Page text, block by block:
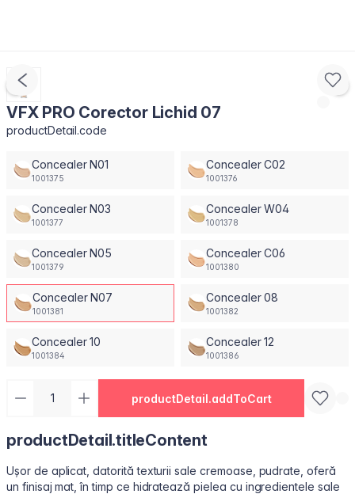
VFX PRO Corector Lichid 07
productDetail.code
Concealer N01
1001375
Concealer C02
1001376
Concealer N03
1001377
Concealer W04
1001378
Concealer N05
1001379
Concealer C06
1001380
Concealer N07
1001381
Concealer 08
1001382
Concealer 10
1001384
Concealer 12
1001386
productDetail.addToCart
productDetail.titleContent
Ușor de aplicat, datorită texturii sale cremoase, pudrate, oferă
un finisaj mat, în timp ce hidratează pielea cu ingredientele sale